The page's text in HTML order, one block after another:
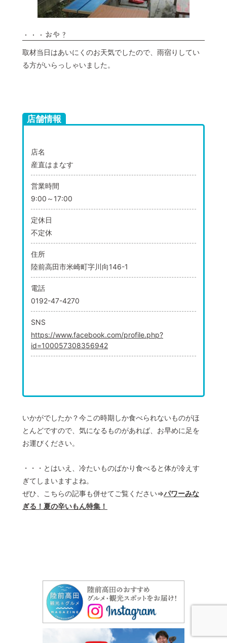
・・・おや？
取材当日はあいにくのお天気でしたので、雨宿りしてい
る方がいらっしゃいました。
店舗情報
店名
産直はまなす
営業時間
9:00～17:00
定休日
不定休
住所
陸前高田市米崎町字川向146-1
電話
0192-47-4270
SNS
https://www.facebook.com/profile.php?
id=100057308356942
いかがでしたか？今この時期しか食べられないものがほ
とんどですので、気になるものがあれば、お早めに足を
お運びください。
・・・とはいえ、冷たいものばかり食べると体が冷えす
ぎてしまいますよね。
ぜひ、こちらの記事も併せてご覧ください⇒パワーみな
ぎる！夏の辛いもん特集！